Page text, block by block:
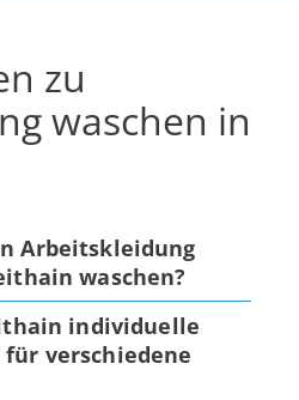
zu
waschen in
Arbeitskleidung
waschen?
individuelle
verschiedene